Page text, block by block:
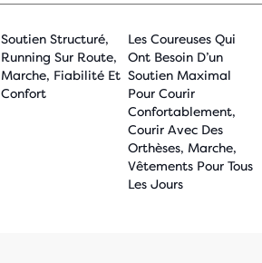
Soutien Structuré,
Running Sur Route,
Marche, Fiabilité Et
Confort
Les Coureuses Qui
Ont Besoin D’un
Soutien Maximal
Pour Courir
Confortablement,
Courir Avec Des
Orthèses, Marche,
Vêtements Pour Tous
Les Jours